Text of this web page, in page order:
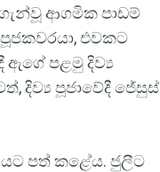
ආගමික පාඩම්
එවකට
ඇගේ පළමු දිව්‍ය
දිව්‍ය පූජාවේදී ජේසුස්
පත් කළේය. ජුලීට